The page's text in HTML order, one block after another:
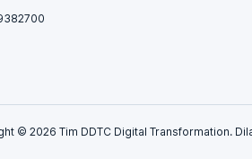
© 2026 Tim DDTC Digital Transformation.